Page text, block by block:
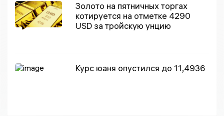
Золото на пятничных торгах
котируется на отметке 4290
USD за тройскую унцию
Курс юаня опустился до 11,4936